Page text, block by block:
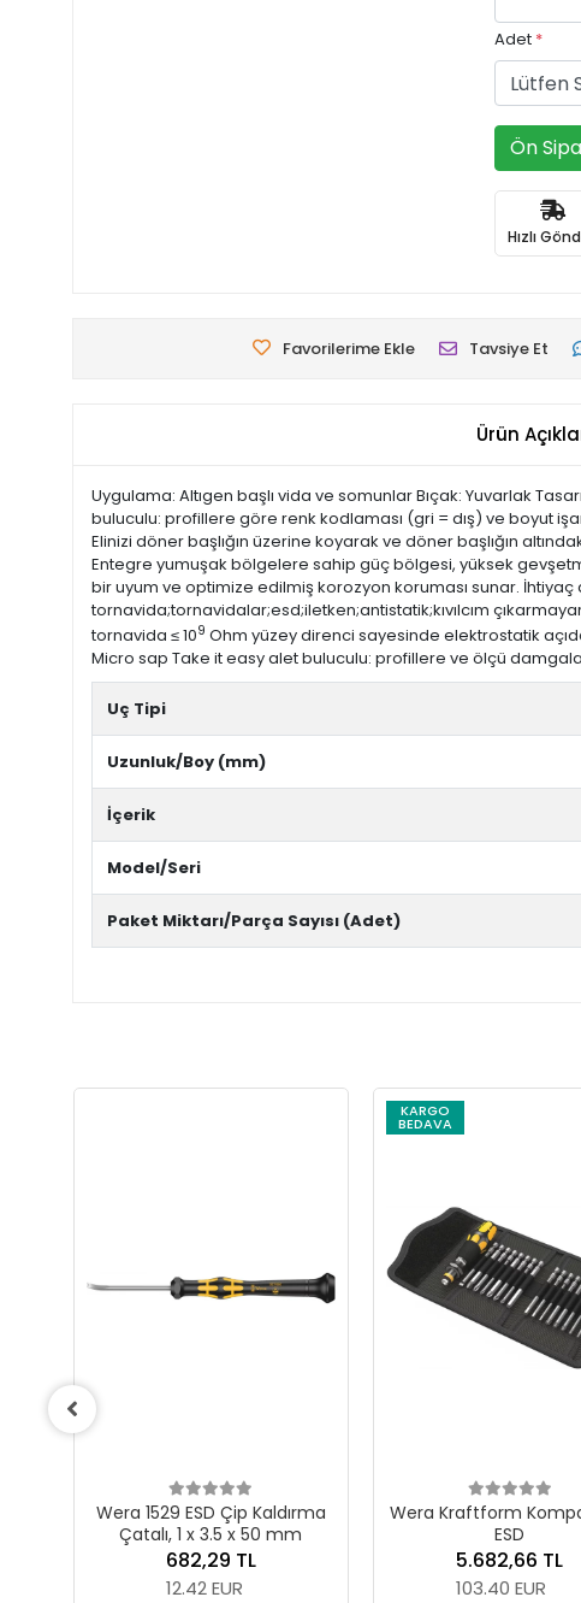
Adet *
Ön
Hızlı
Favorilerime Ekle Tavsiye Et
Ürün
Uygulama: Altıgen başlı vida ve somunlar Bıçak: Yuvarlak
buluculu: profillere göre renk kodlaması (gri = dış) ve boyut
Elinizi döner başlığın üzerine koyarak ve döner başlığın
Entegre yumuşak bölgelere sahip güç bölgesi, yüksek
bir uyum ve optimize edilmiş korozyon koruması sunar.
tornavida;tornavidalar;esd;iletken;antistatik;kıvılcım
tornavida ≤ 109 Ohm yüzey direnci sayesinde elektrostatik
Micro sap Take it easy alet buluculu: profillere ve ölçü
Uç Tipi
Uzunluk/Boy (mm)
İçerik
Model/Seri
Paket Miktarı/Parça Sayısı (Adet)
Wera Kraftform Kompakt 60
ESD
5.682,66 TL
103.40 EUR
Wera 1569
Micro
5.5 x 60
956,96
17.41 EUR